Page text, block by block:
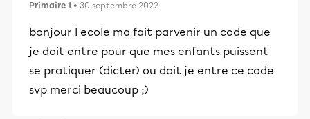
Primaire 1 • 30 septembre 2022
bonjour l ecole ma fait parvenir un code que
je doit entre pour que mes enfants puissent
se pratiquer (dicter) ou doit je entre ce code
svp merci beaucoup ;)